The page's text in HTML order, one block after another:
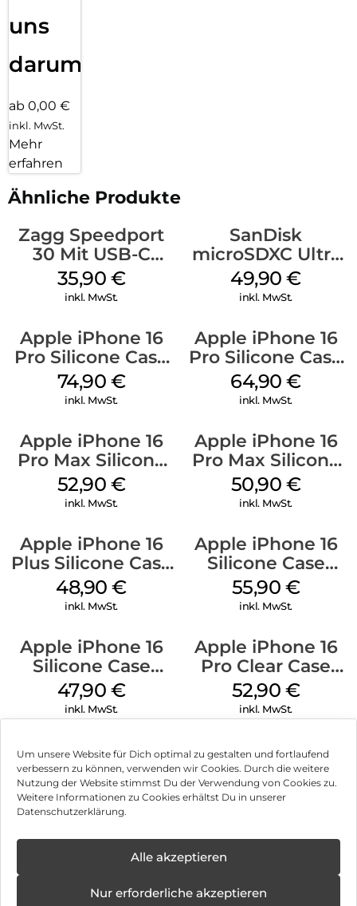
Um unsere Website für Dich optimal zu gestalten und fortlaufend
verbessern zu können, verwenden wir Cookies. Durch die weitere
Nutzung der Website stimmst Du der Verwendung von Cookies zu.
Weitere Informationen zu Cookies erhältst Du in unserer
Datenschutzerklärung.
Alle akzeptieren
Nur erforderliche akzeptieren
uns
darum!
ab 0,00 €
inkl. MwSt.
Mehr
erfahren
Ähnliche Produkte
Zagg Speedport
30 Mit USB-C
Kabel Weiß
35,90 €
inkl. MwSt.
SanDisk
microSDXC Ultra
128 GB + Adapter
Mobile
49,90€
inkl. MwSt.
Apple iPhone 16
Pro Silicone Case
MagSafe Black
74,90 €
inkl. MwSt.
Apple iPhone 16
Pro Silicone Case
MagSafe Denim
64,90€
inkl. MwSt.
Apple iPhone 16
Pro Max Silicone
Case MagSafe
Ultramarine
52,90 €
inkl. MwSt.
Apple iPhone 16
Pro Max Silicone
Case MagSafe
Denim
50,90 €
inkl. MwSt.
Apple iPhone 16
Plus Silicone Case
MagSafe Denim
48,90€
inkl. MwSt.
Apple iPhone 16
Silicone Case
MagSafe Plum
55,90 €
inkl. MwSt.
Apple iPhone 16
Silicone Case
MagSafe Fuchsia
47,90 €
inkl. MwSt.
Apple iPhone 16
Pro Clear Case
MagSafe
Transparent
52,90 €
inkl. MwSt.
Impressum